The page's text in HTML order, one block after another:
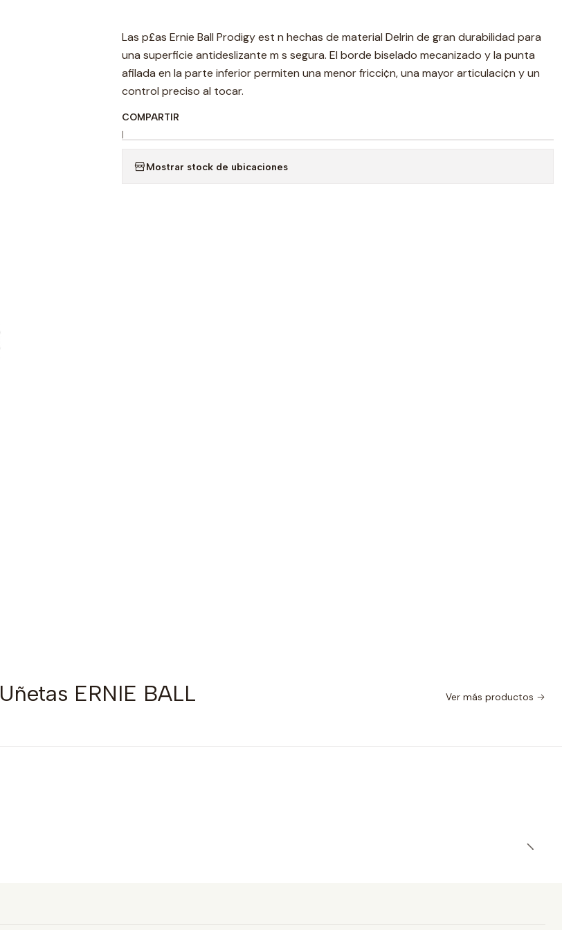
Las p£as Ernie Ball Prodigy est n hechas de material Delrin de gran durabilidad para
una superficie antideslizante m s segura. El borde biselado mecanizado y la punta
afilada en la parte inferior permiten una menor fricci¢n, una mayor articulaci¢n y un
control preciso al tocar.
COMPARTIR
|
Mostrar stock de ubicaciones
Uñetas ERNIE BALL Ver más productos